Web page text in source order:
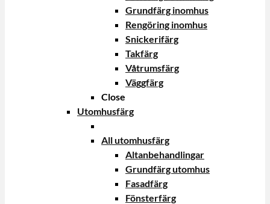
Grundfärg inomhus
Rengöring inomhus
Snickerifärg
Takfärg
Våtrumsfärg
Väggfärg
Close
Utomhusfärg
All utomhusfärg
Altanbehandlingar
Grundfärg utomhus
Fasadfärg
Fönsterfärg